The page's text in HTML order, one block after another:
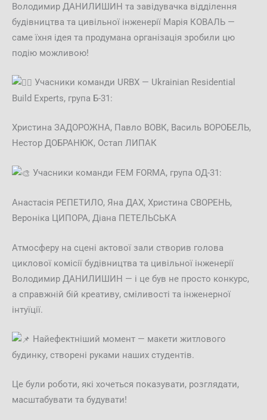
Володимир ДАНИЛИШИН та завідувачка відділення
будівництва та цивільної інженерії Марія КОВАЛЬ —
саме їхня ідея та продумана організація зробили цю
подію можливою!
Учасники команди URBX — Ukrainian Residential
Build Experts, група Б-31:
Христина ЗАДОРОЖНА, Павло ВОВК, Василь ВОРОБЕЛЬ,
Нестор ДОБРАНЮК, Остап ЛИПАК
Учасники команди FEM FORMA, група ОД-31:
Анастасія РЕПЕТИЛО, Яна ДАХ, Христина СВОРЕНЬ,
Вероніка ЦИПОРА, Діана ПЕТЕЛЬСЬКА
Атмосферу на сцені актової зали створив голова
циклової комісії будівництва та цивільної інженерії
Володимир ДАНИЛИШИН — і це був не просто конкурс,
а справжній бій креативу, сміливості та інженерної
інтуїції.
Найефектніший момент — макети житлового
будинку, створені руками наших студентів.
Це були роботи, які хочеться показувати, розглядати,
масштабувати та будувати!